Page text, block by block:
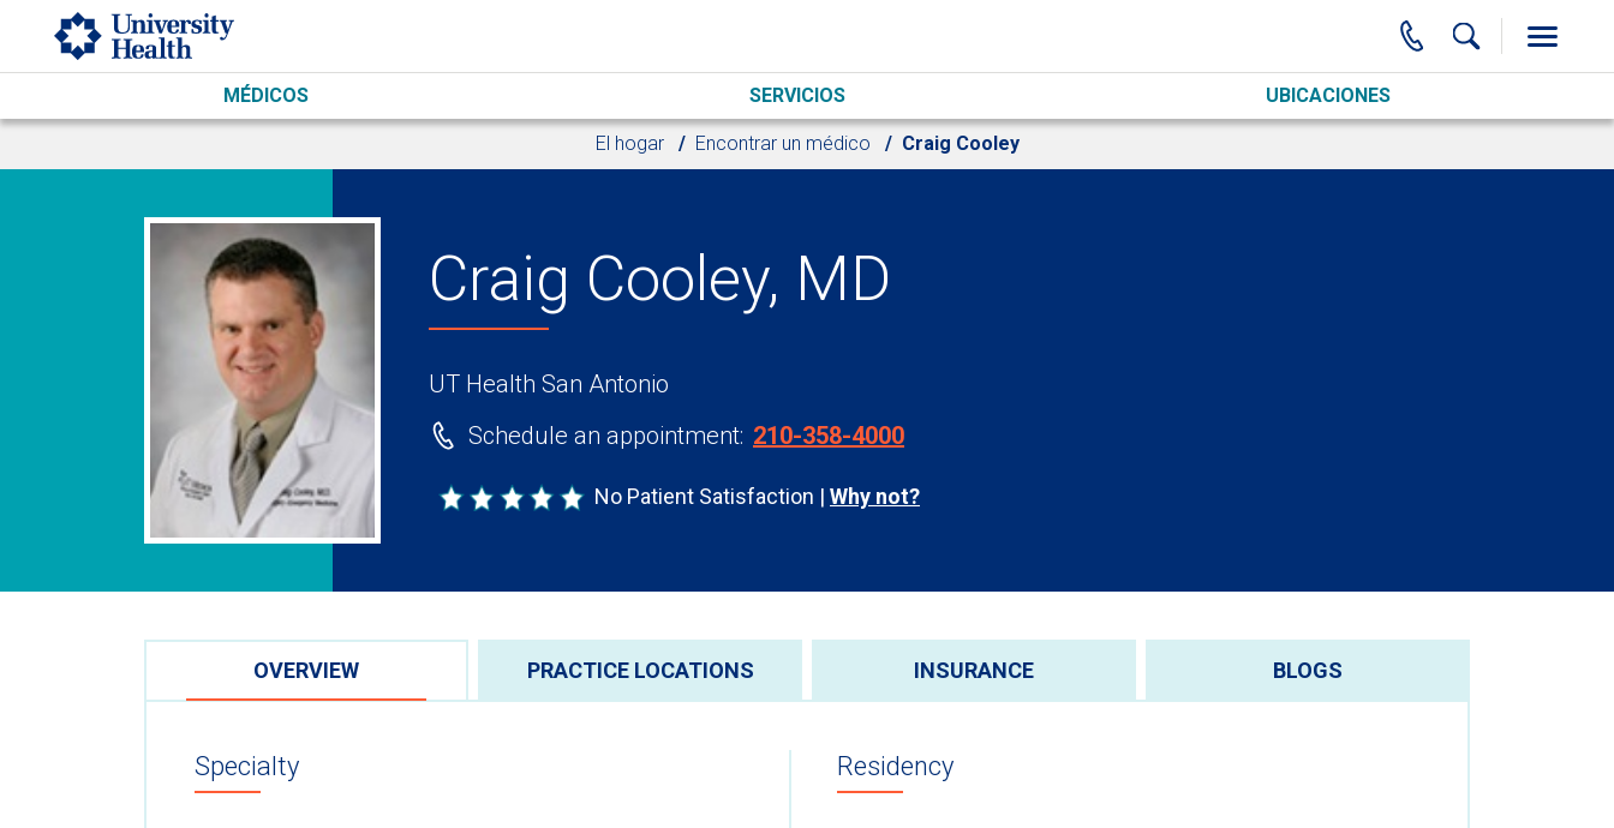
Skip to main content
MÉDICOS SERVICIOS UBICACIONES
El hogar Encontrar un médico Craig Cooley
Craig Cooley, MD
UT Health San Antonio
Schedule an appointment: 210-358-4000
No Patient Satisfaction Why not?
OVERVIEW PRACTICE LOCATIONS INSURANCE BLOGS
Specialty Residency